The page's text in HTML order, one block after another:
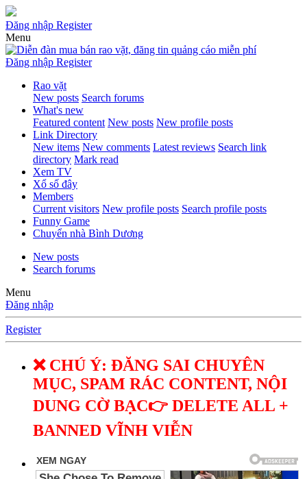
Đăng nhập Register
Menu
Đăng nhập Register
Rao vặt
New posts Search forums
What's new
Featured content New posts New profile posts
Link Directory
New items New comments Latest reviews Search link
directory Mark read
Xem TV
Xổ số đây
Members
Current visitors New profile posts Search profile posts
Funny Game
Chuyển nhà Bình Dương
New posts
Search forums
Menu
Đăng nhập
Register
❌ CHÚ Ý: ĐĂNG SAI CHUYÊN
MỤC, SPAM RÁC CONTENT, NỘI
DUNG CỜ BẠC👉 DELETE ALL +
BANNED VĨNH VIỄN